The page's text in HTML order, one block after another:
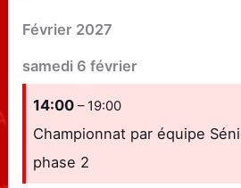
Février 2027
samedi 6 février
14:00– 19:00
Championnat par équipe
phase 2